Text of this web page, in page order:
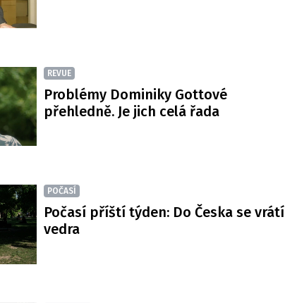
REVUE
Problémy Dominiky Gottové
přehledně. Je jich celá řada
POČASÍ
Počasí příští týden: Do Česka se vrátí
vedra